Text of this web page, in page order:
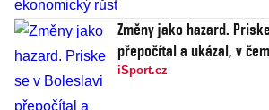
Změny jako hazard.
přepočítal a ukázal, v
iSport.cz